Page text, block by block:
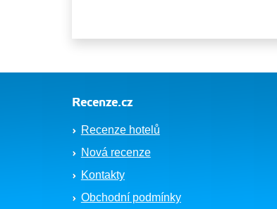
Recenze.cz
Recenze hotelů
Nová recenze
Kontakty
Obchodní podmínky